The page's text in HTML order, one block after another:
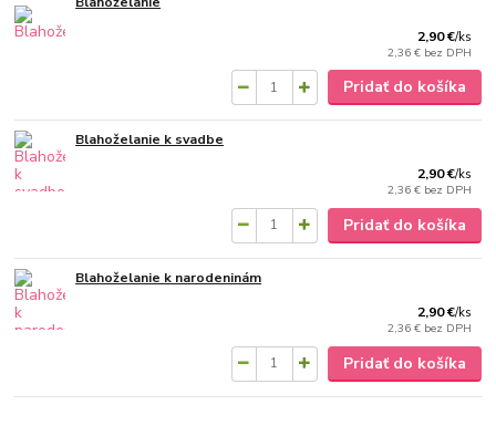
2,90 €/ks
2,36 € bez DPH
Pridať do košíka
Blahoželanie k svadbe
2,90 €/ks
2,36 € bez DPH
Pridať do košíka
Blahoželanie k narodeninám
2,90 €/ks
2,36 € bez DPH
Pridať do košíka